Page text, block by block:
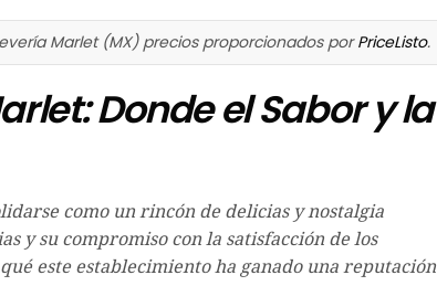
Marlet (MX) precios proporcionados porPriceListo.
Donde el Sabor y la
como un rincón de delicias y nostalgia
y su compromiso con la satisfacción de los
este establecimiento ha ganado una reputación